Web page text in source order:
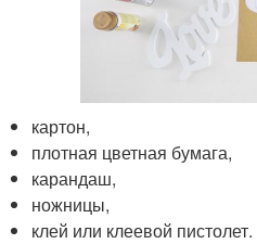
картон,
плотная цветная бумага,
карандаш,
ножницы,
клей или клеевой пистолет.